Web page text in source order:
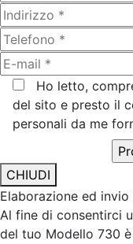
Ho letto,
del sito e presto il
personali da me
CHIUDI
Elaborazione ed
Al fine di consentirci
del tuo Modello 730